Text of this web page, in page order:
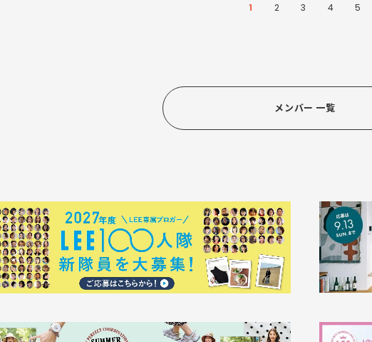
1 2 3 4 5
メンバー 一覧